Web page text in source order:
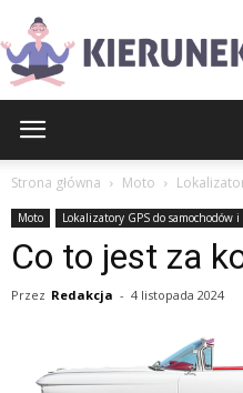
Strona główna Moto
Moto Lokalizatory GPS do samochodów
Co to jest za
Przez Redakcja - 4 listopada 2024